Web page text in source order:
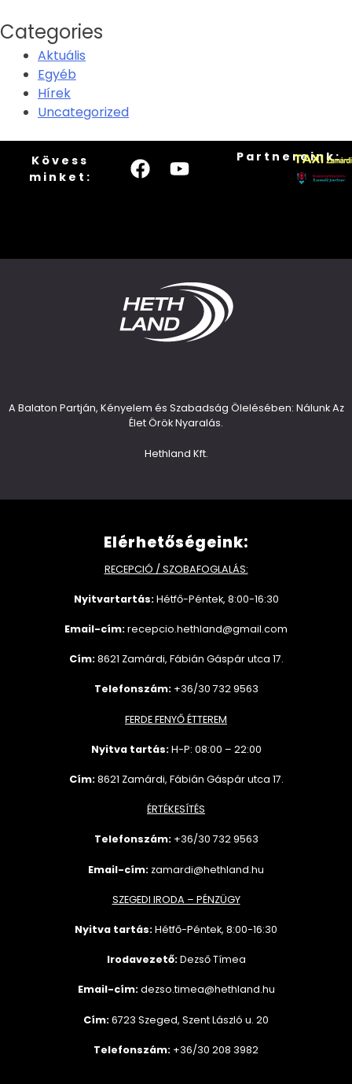
Categories
Aktuális
Egyéb
Hírek
Uncategorized
Kövess
minket:
Partnereink:
A Balaton Partján, Kényelem és Szabadság Ölelésében: Nálunk Az
Élet Örök Nyaralás.
Hethland Kft.
Elérhetőségeink:
RECEPCIÓ / SZOBAFOGLALÁS:
Nyitvartartás:Hétfő-Péntek, 8:00-16:30
Email-cím:recepcio.hethland@gmail.com
Cím:8621 Zamárdi, Fábián Gáspár utca 17.
Telefonszám: +36/30 732 9563
FERDE FENYŐ ÉTTEREM
Nyitva tartás:H-P: 08:00 – 22:00
Cím:8621 Zamárdi, Fábián Gáspár utca 17.
ÉRTÉKESÍTÉS
Telefonszám: +36/30 7329563
Email-cím: zamardi@hethland.hu
SZEGEDI IRODA – PÉNZÜGY
Nyitva tartás:Hétfő-Péntek, 8:00-16:30
Irodavezető:Dezső Tímea
Email-cím: dezso.timea@hethland.hu
Cím:6723 Szeged, Szent László u. 20
Telefonszám: +36/30 208 3982